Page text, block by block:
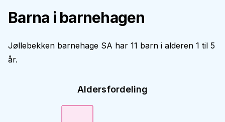
Barna i barnehagen
Jøllebekken barnehage SA har 11 barn i alderen 1 til 5
år.
Aldersfordeling